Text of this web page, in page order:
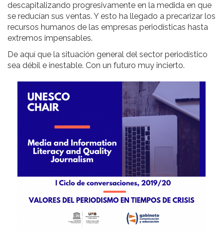
descapitalizando progresivamente en la medida en que
se reducían sus ventas. Y esto ha llegado a precarizar los
recursos humanos de las empresas periodísticas hasta
extremos impensables.
De aquí que la situación general del sector periodístico
sea débil e inestable. Con un futuro muy incierto.